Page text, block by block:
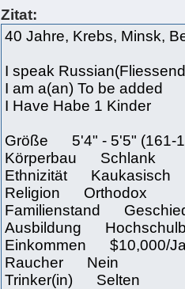
Zitat:
40 Jahre, Krebs, Minsk,
I speak
I am a(an) To be added
I Have Habe 1 Kinder
Größe 5'4" - 5'5" (161-
Körperbau Schlank
Ethnizität Kaukasisch
Religion Orthodox
Familienstand
Ausbildung
Einkommen $10,000/
Raucher Nein
Trinker(in) Selten